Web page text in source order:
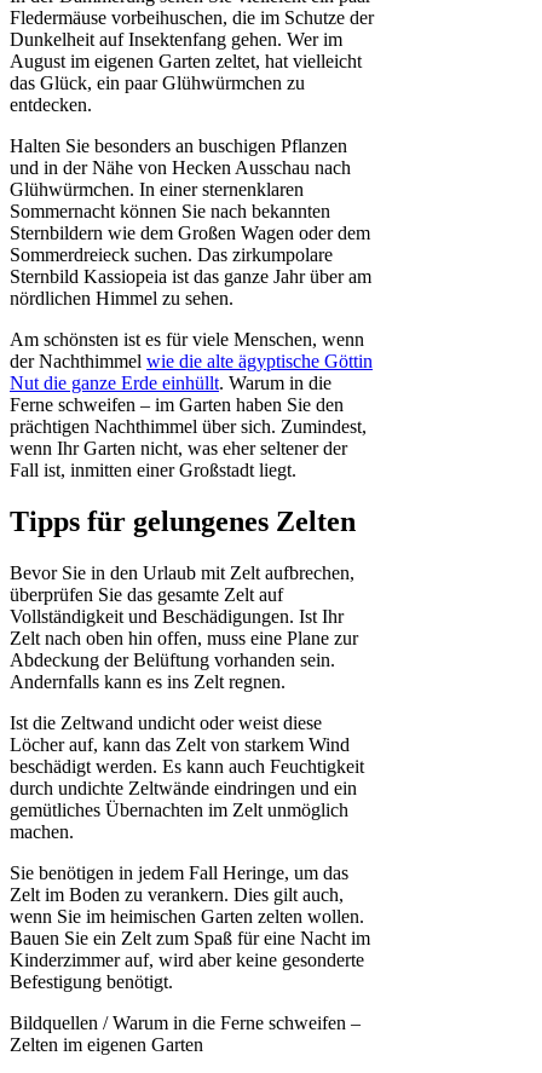
Fledermäuse vorbeihuschen, die im Schutze der
Dunkelheit auf Insektenfang gehen. Wer im
August im eigenen Garten zeltet, hat vielleicht
das Glück, ein paar Glühwürmchen zu
entdecken.
Halten Sie besonders an buschigen Pflanzen
und in der Nähe von Hecken Ausschau nach
Glühwürmchen. In einer sternenklaren
Sommernacht können Sie nach bekannten
Sternbildern wie dem Großen Wagen oder dem
Sommerdreieck suchen. Das zirkumpolare
Sternbild Kassiopeia ist das ganze Jahr über am
nördlichen Himmel zu sehen.
Am schönsten ist es für viele Menschen, wenn
der Nachthimmel wie die alte ägyptische Göttin
Nut die ganze Erde einhüllt. Warum in die
Ferne schweifen – im Garten haben Sie den
prächtigen Nachthimmel über sich. Zumindest,
wenn Ihr Garten nicht, was eher seltener der
Fall ist, inmitten einer Großstadt liegt.
Tipps für gelungenes Zelten
Bevor Sie in den Urlaub mit Zelt aufbrechen,
überprüfen Sie das gesamte Zelt auf
Vollständigkeit und Beschädigungen. Ist Ihr
Zelt nach oben hin offen, muss eine Plane zur
Abdeckung der Belüftung vorhanden sein.
Andernfalls kann es ins Zelt regnen.
Ist die Zeltwand undicht oder weist diese
Löcher auf, kann das Zelt von starkem Wind
beschädigt werden. Es kann auch Feuchtigkeit
durch undichte Zeltwände eindringen und ein
gemütliches Übernachten im Zelt unmöglich
machen.
Sie benötigen in jedem Fall Heringe, um das
Zelt im Boden zu verankern. Dies gilt auch,
wenn Sie im heimischen Garten zelten wollen.
Bauen Sie ein Zelt zum Spaß für eine Nacht im
Kinderzimmer auf, wird aber keine gesonderte
Befestigung benötigt.
Bildquellen / Warum in die Ferne schweifen –
Zelten im eigenen Garten